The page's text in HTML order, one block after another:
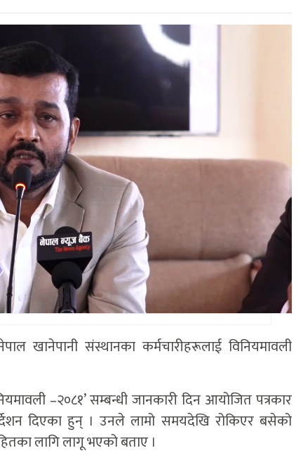
खानेपानी संस्थानका कर्मचारीहरूलाई विनियमावली
–२०८१’ सम्बन्धी जानकारी दिन आयोजित पत्रकार
दिएका हुन् । उनले लामो समयदेखि रोकिएर बसेको
लागि लागू भएको बताए ।